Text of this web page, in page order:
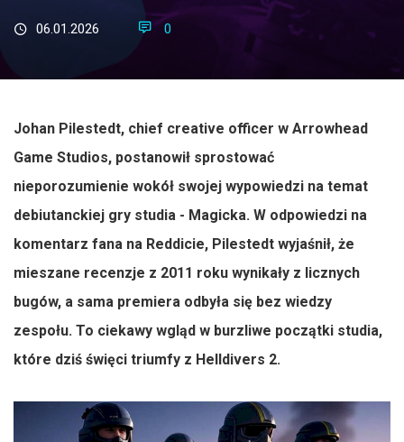
06.01.2026 0
Johan Pilestedt, chief creative officer w Arrowhead
Game Studios, postanowił sprostować
nieporozumienie wokół swojej wypowiedzi na temat
debiutanckiej gry studia - Magicka. W odpowiedzi na
komentarz fana na Reddicie, Pilestedt wyjaśnił, że
mieszane recenzje z 2011 roku wynikały z licznych
bugów, a sama premiera odbyła się bez wiedzy
zespołu. To ciekawy wgląd w burzliwe początki studia,
które dziś święci triumfy z Helldivers 2.